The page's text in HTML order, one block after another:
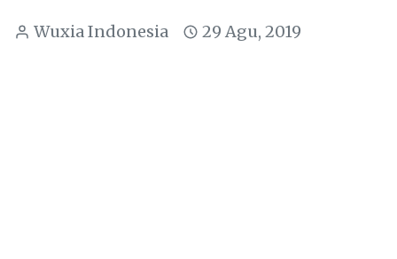
Wuxia Indonesia 29 Agu, 2019